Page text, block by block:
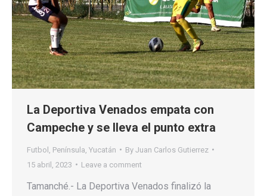
La Deportiva Venados empata con
Campeche y se lleva el punto extra
Futbol Península Yucatán By Juan Carlos Gutierrez
15 abril, 2023
Leave a comment
Tamanché.- La Deportiva Venados finalizó la